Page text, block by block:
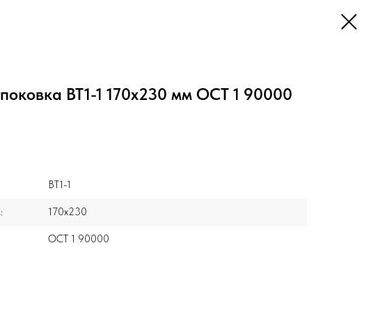
ВТ1-1 170x230 мм ОСТ 1 90000
ВТ1-1
170x230
ОСТ 1 90000